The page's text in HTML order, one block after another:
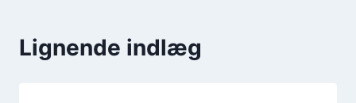
Lignende indlæg